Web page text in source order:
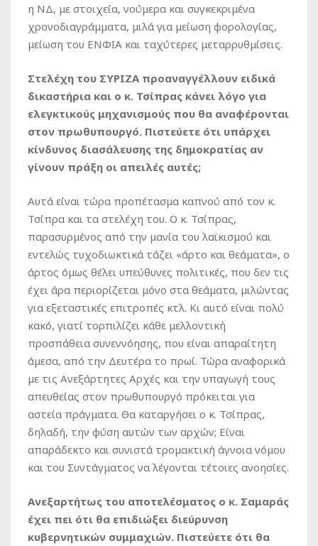
η ΝΔ, με στοιχεία, νούμερα και συγκεκριμένα
χρονοδιαγράμματα, μιλά για μείωση φορολογίας,
μείωση του ΕΝΦΙΑ και ταχύτερες μεταρρυθμίσεις.
Στελέχη του ΣΥΡΙΖΑ προαναγγέλλουν ειδικά
δικαστήρια και ο κ. Τσίπρας κάνει λόγο για
ελεγκτικούς μηχανισμούς που θα αναφέρονται
στον πρωθυπουργό. Πιστεύετε ότι υπάρχει
κίνδυνος διασάλευσης της δημοκρατίας αν
γίνουν πράξη οι απειλές αυτές;
Αυτά είναι τώρα προπέτασμα καπνού από τον κ.
Τσίπρα και τα στελέχη του. Ο κ. Τσίπρας,
παρασυρμένος από την μανία του λαϊκισμού και
εντελώς τυχοδιωκτικά τάζει «άρτο και θεάματα», ο
άρτος όμως θέλει υπεύθυνες πολιτικές, που δεν τις
έχει άρα περιορίζεται μόνο στα θεάματα, μιλώντας
για εξεταστικές επιτροπές κτλ. Κι αυτό είναι πολύ
κακό, γιατί τορπιλίζει κάθε μελλοντική
προσπάθεια συνεννόησης, που είναι απαραίτητη
άμεσα, από την Δευτέρα το πρωί. Τώρα αναφορικά
με τις Ανεξάρτητες Αρχές και την υπαγωγή τους
απευθείας στον πρωθυπουργό πρόκειται για
αστεία πράγματα. Θα καταργήσει ο κ. Τσίπρας,
δηλαδή, την φύση αυτών των αρχών; Είναι
απαράδεκτο και συνιστά τρομακτική άγνοια νόμου
και του Συντάγματος να λέγονται τέτοιες ανοησίες.
Ανεξαρτήτως του αποτελέσματος ο κ. Σαμαράς
έχει πει ότι θα επιδιώξει διεύρυνση
κυβερνητικών συμμαχιών. Πιστεύετε ότι θα